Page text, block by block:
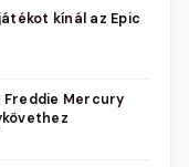
kínál az Epic
Mercury